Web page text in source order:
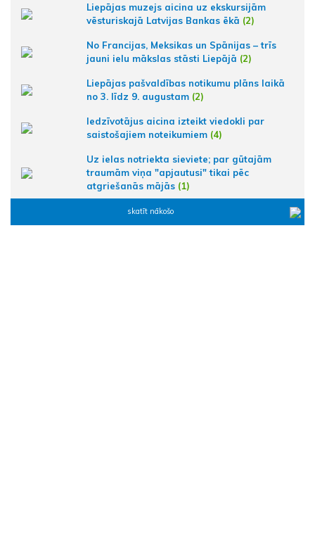
Liepājas muzejs aicina uz ekskursijām
vēsturiskajā Latvijas Bankas ēkā (2)
No Francijas, Meksikas un Spānijas – trīs
jauni ielu mākslas stāsti Liepājā (2)
Liepājas pašvaldības notikumu plāns laikā
no 3. līdz 9. augustam (2)
Iedzīvotājus aicina izteikt viedokli par
saistošajiem noteikumiem (4)
Uz ielas notriekta sieviete; par gūtajām
traumām viņa "apjautusi" tikai pēc
atgriešanās mājās (1)
skatīt nākošo